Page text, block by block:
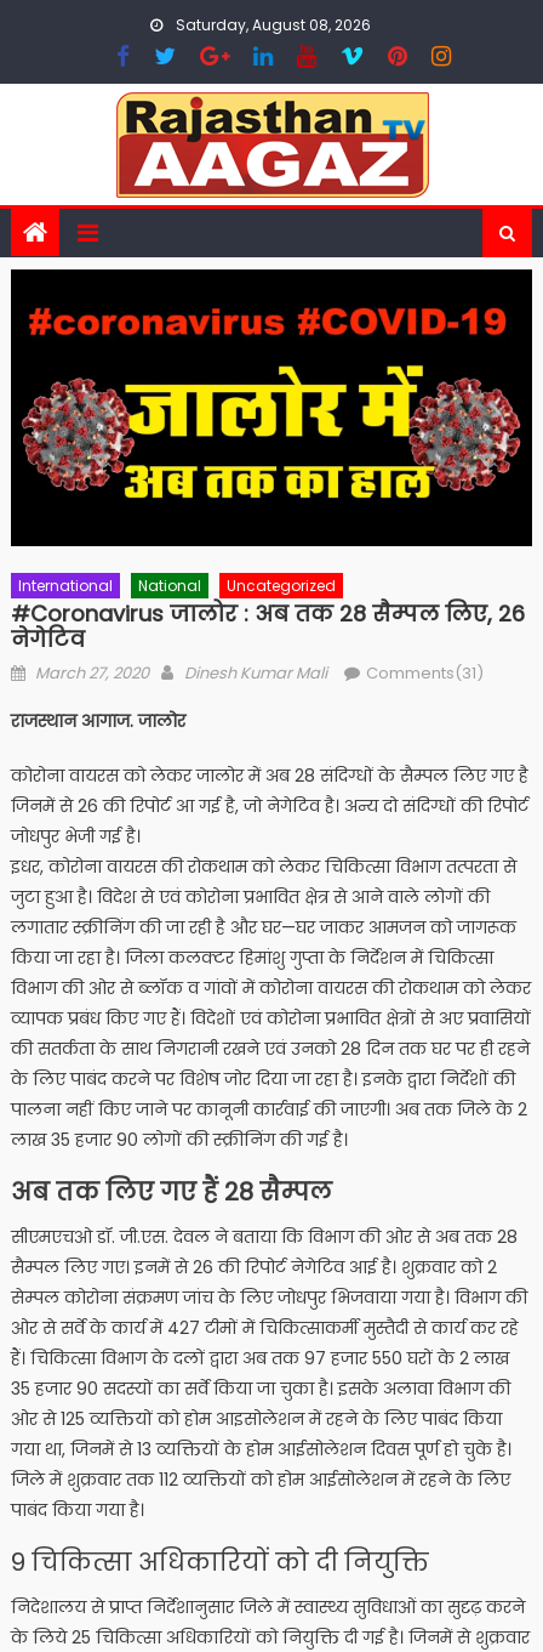
Saturday, August 08, 2026
International National Uncategorized
#coronavirus जालोर : अब तक 28 सैम्पल लिए, 26
नेगेटिव
Posted
March 27, 2020 Author
Dinesh Kumar Mali Comments(31)
राजस्थान आगाज. जालोर
कोरोना वायरस को लेकर जालोर में अब 28 संदिग्धों के सैम्पल लिए गए है
जिनमें से 26 की रिपोर्ट आ गई है, जो नेगेटिव है। अन्य दो संदिग्धों की रिपोर्ट
जोधपुर भेजी गई है।
इधर, कोरोना वायरस की रोकथाम को लेकर चिकित्सा विभाग तत्परता से
जुटा हुआ है। विदेश से एवं कोरोना प्रभावित क्षेत्र से आने वाले लोगों की
लगातार स्क्रीनिंग की जा रही है और घर—घर जाकर आमजन को जागरूक
किया जा रहा है। जिला कलक्टर हिमांशु गुप्ता के निर्देशन में चिकित्सा
विभाग की ओर से ब्लॉक व गांवों में कोरोना वायरस की रोकथाम को लेकर
व्यापक प्रबंध किए गए हैं। विदेशों एवं कोरोना प्रभावित क्षेत्रों से अए प्रवासियों
की सतर्कता के साथ निगरानी रखने एवं उनको 28 दिन तक घर पर ही रहने
के लिए पाबंद करने पर विशेष जोर दिया जा रहा है। इनके द्वारा निर्देशों की
पालना नहीं किए जाने पर कानूनी कार्रवाई की जाएगी। अब तक जिले के 2
लाख 35 हजार 90 लोगों की स्क्रीनिंग की गई है।
अब तक लिए गए हैं 28 सैम्पल
सीएमएचओ डॉ. जी.एस. देवल ने बताया कि विभाग की ओर से अब तक 28
सैम्पल लिए गए। इनमें से 26 की रिपोर्ट नेगेटिव आई है। शुक्रवार को 2
सेम्पल कोरोना संक्रमण जांच के लिए जोधपुर भिजवाया गया है। विभाग की
ओर से सर्वे के कार्य में 427 टीमों में चिकित्साकर्मी मुस्तैदी से कार्य कर रहे
हैं। चिकित्सा विभाग के दलों द्वारा अब तक 97 हजार 550 घरों के 2 लाख
35 हजार 90 सदस्यों का सर्वे किया जा चुका है। इसके अलावा विभाग की
ओर से 125 व्यक्तियों को होम आइसोलेशन में रहने के लिए पाबंद किया
गया था, जिनमें से 13 व्यक्तियों के होम आईसोलेशन दिवस पूर्ण हो चुके है।
जिले में शुक्रवार तक 112 व्यक्तियों को होम आईसोलेशन में रहने के लिए
पाबंद किया गया है।
9 चिकित्सा अधिकारियों को दी नियुक्ति
निदेशालय से प्राप्त निर्देशानुसार जिले में स्वास्थ्य सुविधाओं का सुदृढ़ करने
के लिये 25 चिकित्सा अधिकारियों को नियुक्ति दी गई है। जिनमें से शुक्रवार